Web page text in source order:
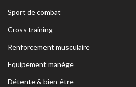
Sport de combat
Cross training
Renforcement musculaire
Equipement manège
Détente & bien-être